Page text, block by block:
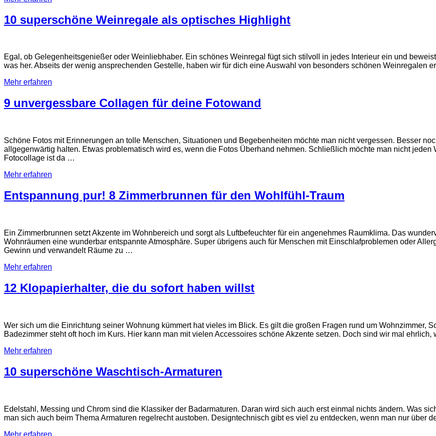
10 superschöne Weinregale als optisches Highlight
Egal, ob Gelegenheitsgenießer oder Weinliebhaber. Ein schönes Weinregal fügt sich stilvoll in jedes Interieur ein und
was her. Abseits der wenig ansprechenden Gestelle, haben wir für dich eine Auswahl von besonders schönen Weinregalen
Mehr erfahren
9 unvergessbare Collagen für deine Fotowand
Schöne Fotos mit Erinnerungen an tolle Menschen, Situationen und Begebenheiten möchte man nicht vergessen. Besser
allgegenwärtig halten. Etwas problematisch wird es, wenn die Fotos Überhand nehmen. Schließlich möchte man nicht
Fotocollage ist da …
Mehr erfahren
Entspannung pur! 8 Zimmerbrunnen für den Wohlfühl-Traum
Ein Zimmerbrunnen setzt Akzente im Wohnbereich und sorgt als Luftbefeuchter für ein angenehmes Raumklima. Das
Wohnräumen eine wunderbar entspannte Atmosphäre. Super übrigens auch für Menschen mit Einschlafproblemen oder
Gewinn und verwandelt Räume zu …
Mehr erfahren
12 Klopapierhalter, die du sofort haben willst
Wer sich um die Einrichtung seiner Wohnung kümmert hat vieles im Blick. Es gilt die großen Fragen rund um Wohnzimmer,
Badezimmer steht oft hoch im Kurs. Hier kann man mit vielen Accessoires schöne Akzente setzen. Doch sind wir mal
Mehr erfahren
10 superschöne Waschtisch-Armaturen
Edelstahl, Messing und Chrom sind die Klassiker der Badarmaturen. Daran wird sich auch erst einmal nichts ändern. Was
man sich auch beim Thema Armaturen regelrecht austoben. Designtechnisch gibt es viel zu entdecken, wenn man nur über
Mehr erfahren